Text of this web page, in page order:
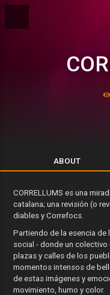
ABOUT
CORRELLUMS es una
catalana; una revisión (o
diables y Correfocs.
Partiendo de la esencia
social - donde un
plazas y calles de los
momentos intensos de
de estas imágenes y
movimiento, humo y color.